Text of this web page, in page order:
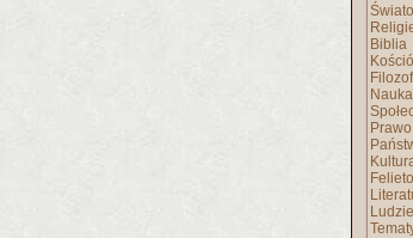
Biblia
Nauka
Prawo